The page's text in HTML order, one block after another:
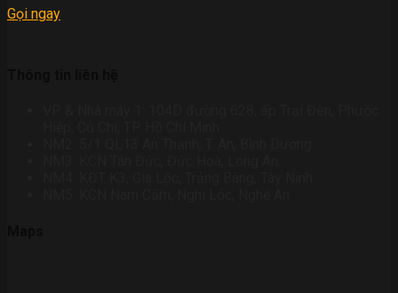
Gọi ngay